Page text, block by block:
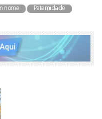
nome
Paternidade